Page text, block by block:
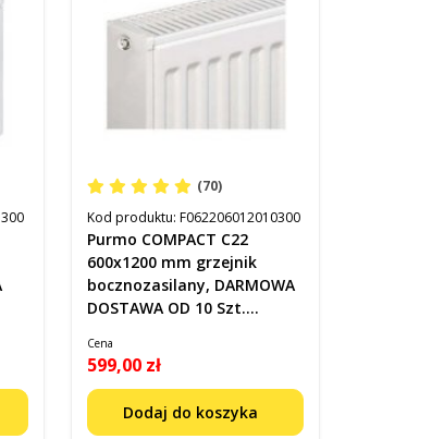
(70)
Kod produktu: F062206012010300
Purmo COMPACT C22
600x1200 mm grzejnik
bocznozasilany, DARMOWA
DOSTAWA OD 10 Szt.
Cena
599,00 zł
Dodaj do koszyka